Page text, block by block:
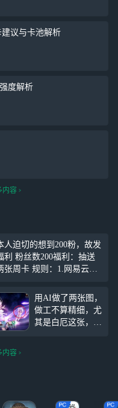
议与卡池解析
度解析
内容
人迫切的想到200粉，故发
利 粉丝数200福利：抽送
张周卡 规则：1.网易云等
条广播可参与抽奖 3.抽奖
对公平，绝对诚信 关
用AI做了两张图，
做工不算精细，尤
其是白厄这张，大
内容